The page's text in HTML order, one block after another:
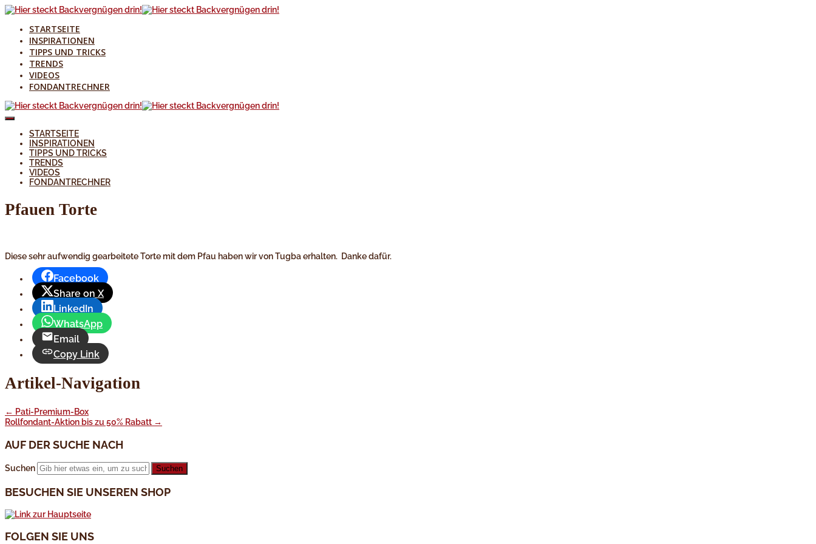
STARTSEITE
INSPIRATIONEN
TIPPS UND TRICKS
TRENDS
VIDEOS
FONDANTRECHNER
STARTSEITE
INSPIRATIONEN
TIPPS UND TRICKS
TRENDS
VIDEOS
FONDANTRECHNER
Pfauen Torte
Diese sehr aufwendig gearbeitete Torte mit dem Pfau haben wir von Tugba erhalten. Danke dafür.
Facebook
Share on X
LinkedIn
WhatsApp
Email
Copy Link
Artikel-Navigation
← Pati-Premium-Box
Rollfondant-Aktion bis zu 50% Rabatt →
AUF DER SUCHE NACH
Suchen
BESUCHEN SIE UNSEREN SHOP
FOLGEN SIE UNS